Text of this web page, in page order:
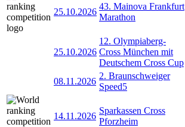
25.10.2026
43. Mainova Frankfurt
Marathon
25.10.2026
12. Olympiaberg-
Cross München mit
Deutschem Cross Cup
08.11.2026
2. Braunschweiger
Speed5
14.11.2026
Sparkassen Cross
Pforzheim